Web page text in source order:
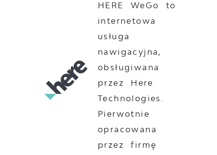
HERE WeGo to
internetowa
usługa
nawigacyjna,
obsługiwana
przez Here
Technologies.
Pierwotnie
opracowana
przez firmę